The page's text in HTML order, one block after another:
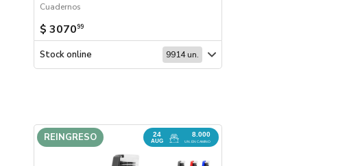
Cuadernos
$ 307099
Stock online 9914 un.
24
AUG
8.000
UN. EN CAMINO
REINGRESO